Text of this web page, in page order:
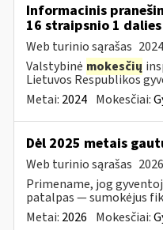
Informacinis
16 straipsnio 1
Web turinio sąrašas
Valstybinė mokesčių
Lietuvos Respublikos
Metai: 2024 Mokesčiai:
Dėl 2025 metais
Web turinio sąrašas
Primename, jog
patalpas — sumokėjus
Metai: 2026 Mokesčiai: